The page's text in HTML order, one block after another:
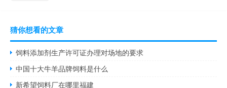
猜你想看的文章
饲料添加剂生产许可证办理对场地的要求
中国十大牛羊品牌饲料是什么
新希望饲料厂在哪里福建